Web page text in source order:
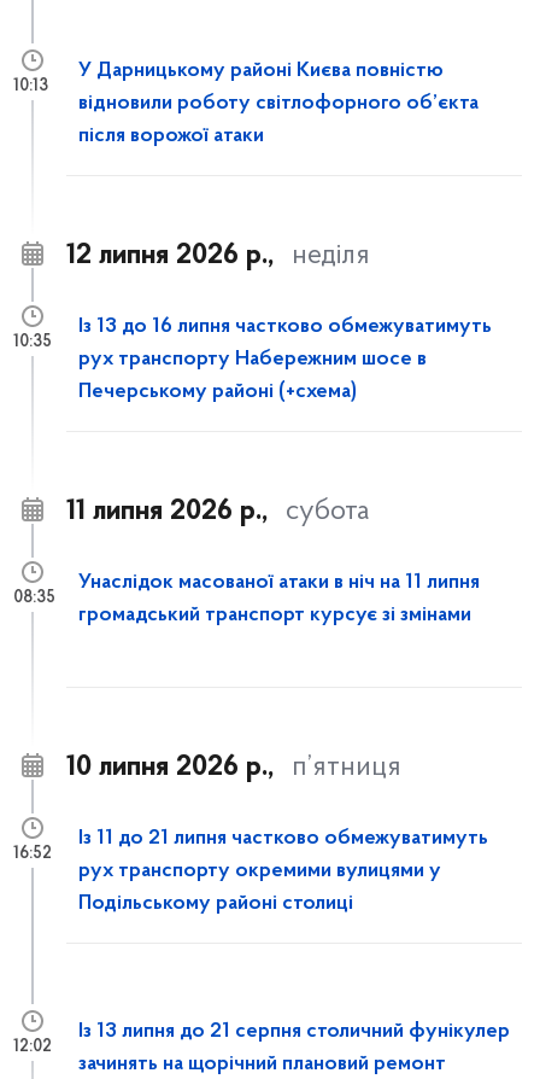
У Дарницькому районі Києва повністю
відновили роботу світлофорного об’єкта
після ворожої атаки
10:13
12 липня 2026 р., неділя
Із 13 до 16 липня частково обмежуватимуть
рух транспорту Набережним шосе в
Печерському районі (+схема)
10:35
11 липня 2026 р., субота
Унаслідок масованої атаки в ніч на 11 липня
громадський транспорт курсує зі змінами
08:35
10 липня 2026 р., п’ятниця
Із 11 до 21 липня частково обмежуватимуть
рух транспорту окремими вулицями у
Подільському районі столиці
16:52
Із 13 липня до 21 серпня столичний фунікулер
зачинять на щорічний плановий ремонт
12:02